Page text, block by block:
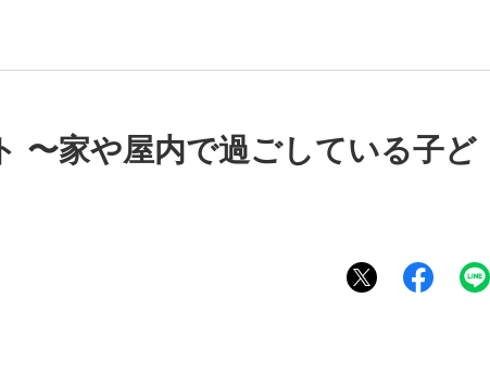
〜家や屋内で過ごしている子ど